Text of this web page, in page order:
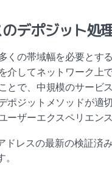
デポジット処
くの帯域幅を必要とす
介してネットワーク上
とで、中規模のサービ
ポジットメソッドが適
ーザーエクスペリエン
ドレスの最新の検証済